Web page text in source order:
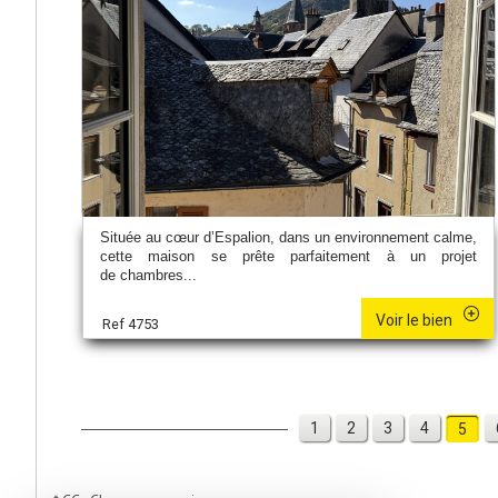
Située au cœur d’Espalion, dans un environnement calme,
cette maison se prête parfaitement à un projet
de chambres...
Ref 4753 Voir le bien
1 2 3 4 5